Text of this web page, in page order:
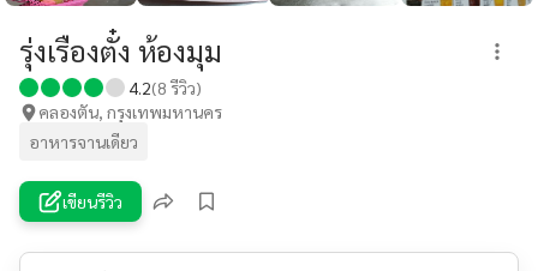
รุ่งเรืองตั๋ง ห้องมุม
4.2(8 รีวิว)
คลองตัน, กรุงเทพมหานคร
อาหารจานเดียว
เขียนรีวิว